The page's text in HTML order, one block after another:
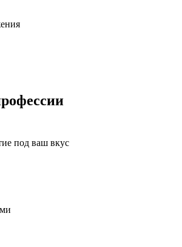
под ваш вкус